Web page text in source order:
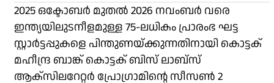
പിന്തുണക്കുന്നതിനായി കൊട്ടക്
ബിസ്ലാബ്സ് സീസൺ 2 ആരംഭിച്ചു
2025 ഒക്ടോബർ മുതൽ 2026 നവംബർ വരെ
ഇന്ത്യയിലുടനീളമുള്ള 75-ലധികം പ്രാരംഭ ഘട്ട
സ്റ്റാർട്ടപ്പുകളെ പിന്തുണയ്ക്കുന്നതിനായി കൊട്ടക്
മഹീന്ദ്ര ബാങ്ക് കൊട്ടക് ബിസ് ലാബ്സ്
ആക്സിലറേറ്റർ പ്രോഗ്രാമിന്റെ സീസൺ 2